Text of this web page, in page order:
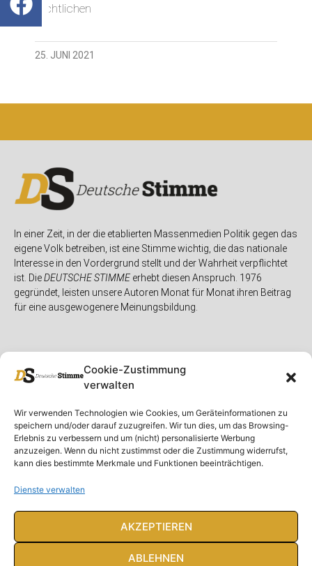
Cookie-Zustimmung
verwalten
Wir verwenden Technologien wie Cookies, um Geräteinformationen zu
speichern und/oder darauf zuzugreifen. Wir tun dies, um das Browsing-
Erlebnis zu verbessern und um (nicht) personalisierte Werbung
anzuzeigen. Wenn du nicht zustimmst oder die Zustimmung widerrufst,
kann dies bestimmte Merkmale und Funktionen beeinträchtigen.
Dienste verwalten
AKZEPTIEREN
ABLEHNEN
rechtlichen
25. JUNI 2021
In einer Zeit, in der die etablierten Massenmedien Politik gegen das
eigene Volk betreiben, ist eine Stimme wichtig, die das nationale
Interesse in den Vordergrund stellt und der Wahrheit verpflichtet
ist. DieDEUTSCHE STIMMEerhebt diesen Anspruch. 1976
gegründet, leisten unsere Autoren Monat für Monat ihren Beitrag
für eine ausgewogenere Meinungsbildung.
Unser Magazin
Spenden
Ausgaben
Abonnieren
Rubriken
Deutschland
Ausland
Feuilleton
Rechtliches
Rechtliche Hinweise
Impressum
Datenschutzerklärung